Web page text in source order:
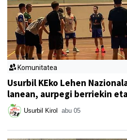
Komunitatea
Usurbil KEko Lehen
lanean, aurpegi berriekin
Usurbil Kirol abu 05